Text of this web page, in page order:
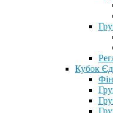
Кубок